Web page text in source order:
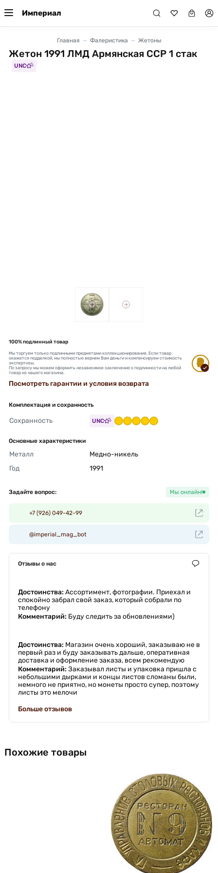
Империал
Главная Фалеристика Жетоны
Жетон 1991 ЛМД Армянская ССР 1 стак
UNC
+ +
100% подлинный товар
Мы торгуем только подлинными предметами коллекционирования. Если товар
окажется подделкой, мы полностью вернем Вам деньги и компенсируем стоимость
экспертизы.
По запросу мы можем оформить независимое заключение о подлинности на любой
товар из нашего магазина.
Посмотреть гарантии и условия возврата
Комплектация и сохранность
Сохранность UNC
Основные характеристики
Металл
Медно-никель
Год
1991
Задайте вопрос: Мы онлайн!
+7 (926) 049-42-99
@imperial_mag_bot
Отзывы о нас
Достоинства: Ассортимент, фотографии. Приехал и
спокойно забрал свой заказ, который собрали по
телефону
Комментарий: Буду следить за обновлениями)
Достоинства: Магазин очень хороший, заказываю не в
первый раз и буду заказывать дальше, оперативная
доставка и оформление заказа, всем рекомендую
Комментарий: Заказывал листы и упаковка пришла с
небольшими дырками и концы листов сломаны были,
немного не приятно, но монеты просто супер, поэтому
листы это мелочи
Больше отзывов
Похожие товары